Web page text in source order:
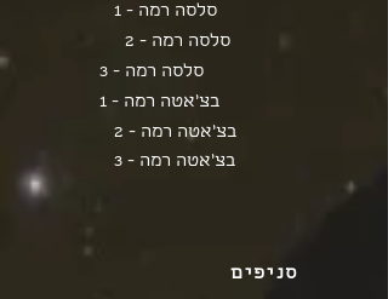
סלסה רמה - 1
סלסה רמה - 2
סלסה רמה - 3
בצ'אטה רמה - 1
בצ'אטה רמה - 2
בצ'אטה רמה - 3
סניפים